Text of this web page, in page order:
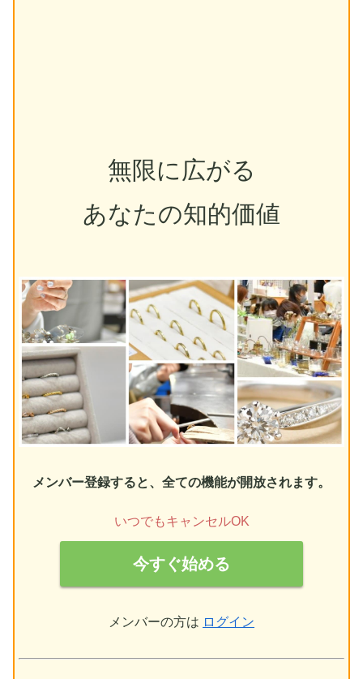
無限に広がる
あなたの知的価値
メンバー登録すると、全ての機能が開放されます。
いつでもキャンセルOK
今すぐ始める
メンバーの方は ログイン